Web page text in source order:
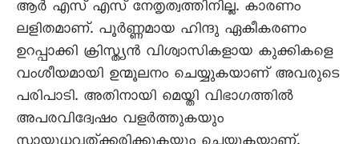
ആർ എസ് എസ് നേതൃത്വത്തിനില്ല. കാരണം
ലളിതമാണ്. പൂർണ്ണമായ ഹിന്ദു ഏകീകരണം
ഉറപ്പാക്കി ക്രിസ്ത്യൻ വിശ്വാസികളായ കുക്കികളെ
വംശീയമായി ഉന്മൂലനം ചെയ്യുകയാണ് അവരുടെ
പരിപാടി. അതിനായി മെയ്തി വിഭാഗത്തിൽ
അപരവിദ്വേഷം വളർത്തുകയും